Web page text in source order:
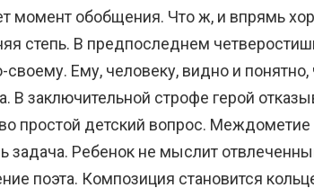
момент обобщения. Что ж, и впрямь
степь. В предпоследнем
своему. Ему, человеку, видно и
В заключительной строфе герой
простой детский вопрос. Междометие
задача. Ребенок не мыслит
поэта. Композиция становится